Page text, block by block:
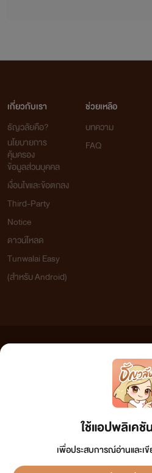
ใช้แอปพลิเค
เพื่อประสบการณ์อ่านและ
เกี่ยวกับเรา
ธัญวลัยคือ?
นโยบายการ
คุ้มครอง
ข้อมูลส่วนบุคคล
เงื่อนไขและข้อตกลง
Third-Party
Notice
ดาวน์โหลด
Tunwalai Easy
(สำหรับ Android)
ช่วยเหลือ
บทความ
FAQ
เว็บไซต์แห่งนี้ไม่ได้เห็นด้วยและไม่ขอรับผิดชอบต่อข้อควา
วิจารณญาณในการกลั่นกรองด้วยตนเอง และหากท่านพบ
กรุณาแจ้งมาที่ tunwalai@ookbee.com เพื่อทีมงานจะได้
ลิขสิทธิ์ตามพระราชบัญญัติลิขสิทธิ์ (ฉบับเพิ่มเติม) พ.ศ